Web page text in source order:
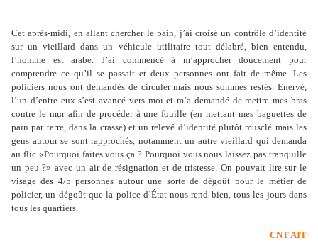
Cet après-midi, en allant chercher le pain, j’ai croisé un contrôle d’identité
sur un vieillard dans un véhicule utilitaire tout délabré, bien entendu,
l’homme est arabe. J’ai commencé à m’approcher doucement pour
comprendre ce qu’il se passait et deux personnes ont fait de même. Les
policiers nous ont demandés de circuler mais nous sommes restés. Enervé,
l’un d’entre eux s’est avancé vers moi et m’a demandé de mettre mes bras
contre le mur afin de procéder à une fouille (en mettant mes baguettes de
pain par terre, dans la crasse) et un relevé d’identité plutôt musclé mais les
gens autour se sont rapprochés, notamment un autre vieillard qui demanda
au flic «Pourquoi faites vous ça ? Pourquoi vous nous laissez pas tranquille
un peu ?» avec un air de résignation et de tristesse. On pouvait lire sur le
visage des 4/5 personnes autour une sorte de dégoût pour le métier de
policier, un dégoût que la police d’État nous rend bien, tous les jours dans
tous les quartiers.
CNT AIT